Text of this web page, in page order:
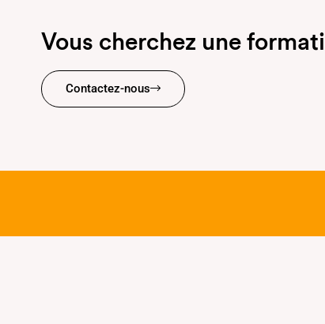
Vous cherchez une
Contactez-nous